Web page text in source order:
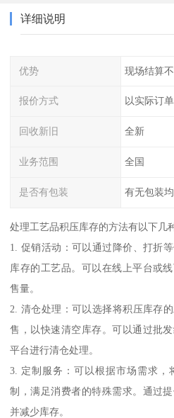
详细说明
优势 现场结算
报价方式 以实际订
回收新旧 全新
业务范围 全国
是否有包装 有无包装
处理工艺品积压库存的方法有以下几
1. 促销活动：可以通过降价、打折
库存的工艺品。可以在线上平台或
售量。
2. 清仓处理：可以选择将积压库存
售，以快速清空库存。可以通过批
平台进行清仓处理。
3. 定制服务：可以根据市场需求，
制，满足消费者的特殊需求。通过
并减少库存。